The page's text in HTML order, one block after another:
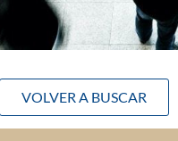
VOLVER A BUSCAR